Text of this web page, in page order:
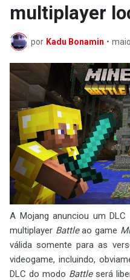
multiplayer
por Kadu Bonamin •
A Mojang anunciou um
multiplayer Battleao game
válida somente para as
videogame, incluindo,
DLC do modo Battleserá